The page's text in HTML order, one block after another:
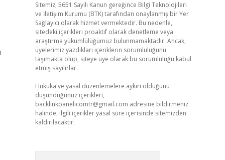
Sitemiz, 5651 Sayılı Kanun gereğince Bilgi Teknolojileri
ve İletişim Kurumu (BTK) tarafından onaylanmış bir Yer
Sağlayıcı olarak hizmet vermektedir. Bu nedenle,
sitedeki içerikleri proaktif olarak denetleme veya
araştırma yükümlülüğümüz bulunmamaktadır. Ancak,
üyelerimiz yazdıkları içeriklerin sorumluluğunu
taşımakta olup, siteye üye olarak bu sorumluluğu kabul
etmiş sayılırlar.
Hukuka ve yasal düzenlemelere aykırı olduğunu
düşündüğünüz içerikleri,
backlinkpanelicomtr@gmail.com adresine bildirmeniz
halinde, ilgili içerikler yasal süre içerisinde sitemizden
kaldırılacaktır.